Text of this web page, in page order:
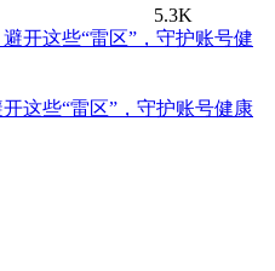
5.3K
这些“雷区”，守护账号健康